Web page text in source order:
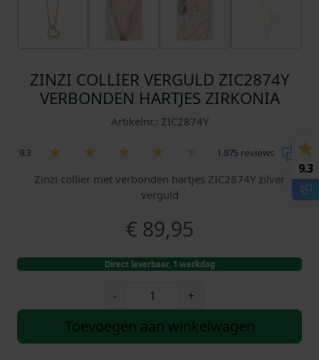
ZINZI COLLIER VERGULD ZIC2874Y
VERBONDEN HARTJES ZIRKONIA
Artikelnr.: ZIC2874Y
9.3 1.875 reviews
Zinzi collier met verbonden hartjes ZIC2874Y zilver
verguld
€89,95
Direct leverbaar, 1 werkdag
-
n
+
Toevoegen aan winkelwagen
9.3